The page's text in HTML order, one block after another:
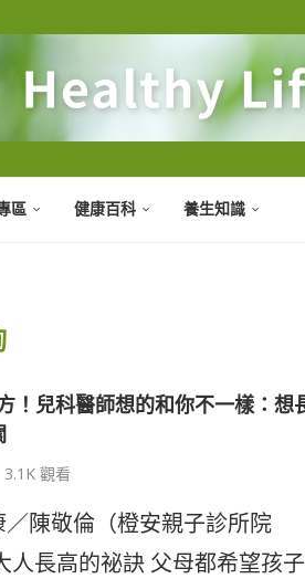
區 健康百科 養生知識
！兒科醫師想的和你不一樣：想
3.1K 觀看
／陳敬倫（橙安親子診所院
人長高的祕訣 父母都希望孩子